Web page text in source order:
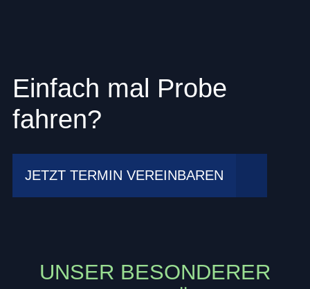
Einfach mal Probe
fahren?
JETZT TERMIN VEREINBAREN
UNSER BESONDERER